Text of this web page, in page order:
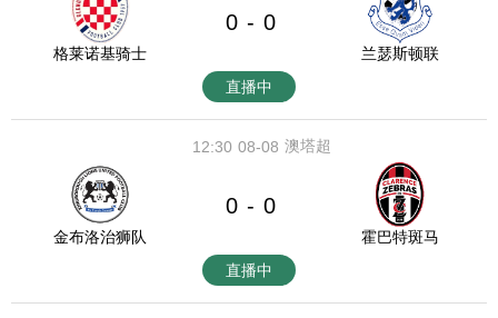
格莱诺基骑士
0 - 0
兰瑟斯顿联
直播中
08-08
12:30 澳塔超
金布洛治狮队
0 - 0
霍巴特斑马
直播中